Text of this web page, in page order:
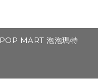
POP MART 泡泡瑪特